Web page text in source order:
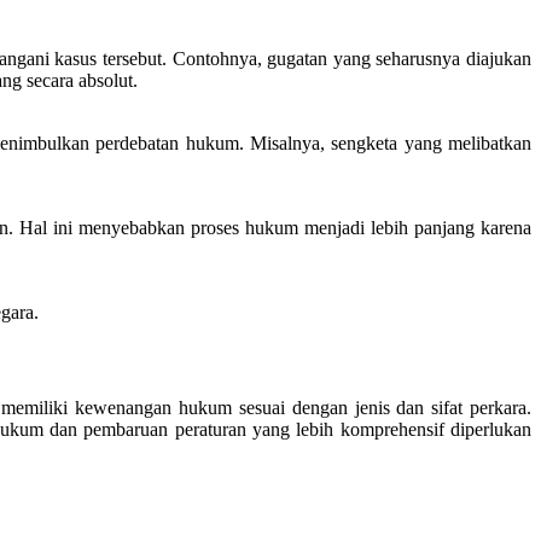
kasus tersebut. Contohnya, gugatan yang seharusnya diajukan
secara absolut.
perdebatan hukum. Misalnya, sengketa yang melibatkan
Hal ini menyebabkan proses hukum menjadi lebih panjang karena
kewenangan hukum sesuai dengan jenis dan sifat perkara.
dan pembaruan peraturan yang lebih komprehensif diperlukan